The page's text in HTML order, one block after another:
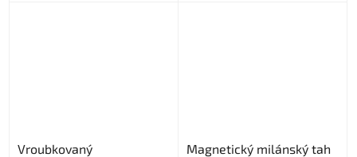
Vroubkovaný
Magnetický milánský tah